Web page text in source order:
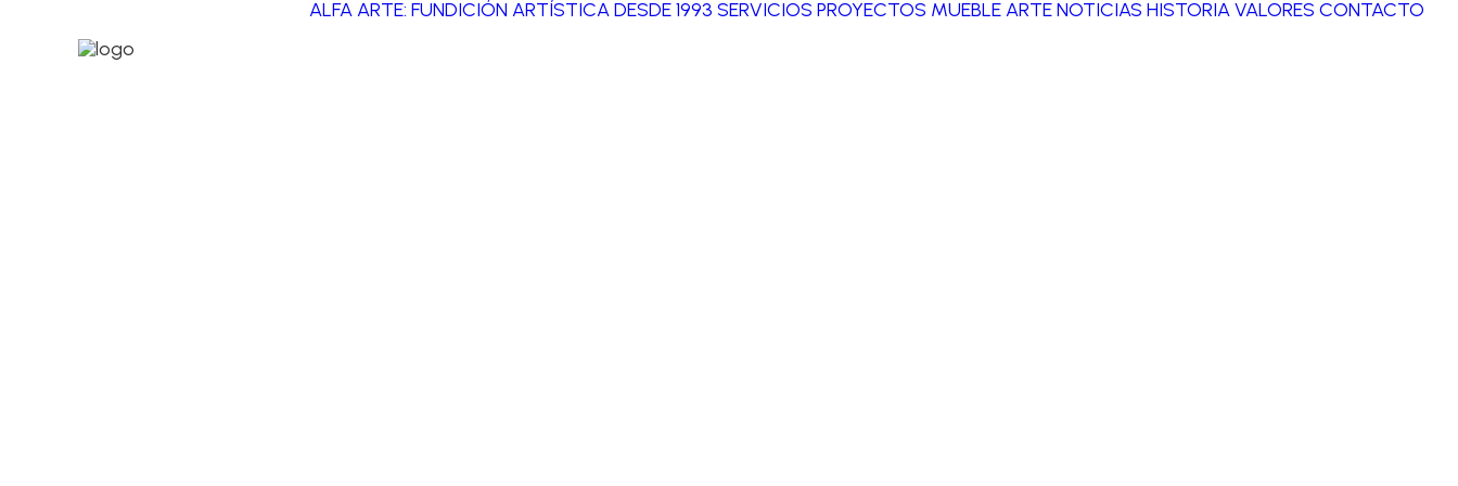
ALFA ARTE: FUNDICIÓN ARTÍSTICA DESDE 1993 SERVICIOS PROYECTOS MUEBLE ARTENOTICIAS HISTORIAVALORES CONTACTO